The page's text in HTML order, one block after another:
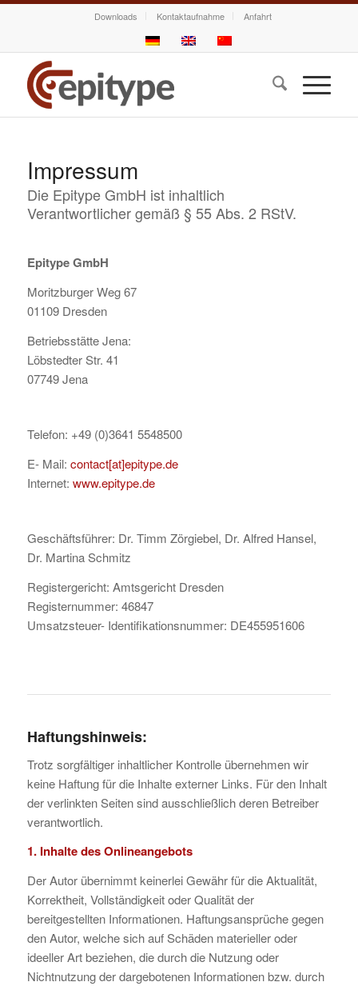
Downloads Kontaktaufnahme Anfahrt
Impressum
Die Epitype GmbH ist inhaltlich
Verantwortlicher gemäß § 55 Abs. 2 RStV.
Epitype GmbH
Moritzburger Weg 67
01109 Dresden
Betriebsstätte Jena:
Löbstedter Str. 41
07749 Jena
Telefon: +49 (0)3641 5548500
E- Mail: contact[at]epitype.de
Internet: www.epitype.de
Geschäftsführer: Dr. Timm Zörgiebel, Dr. Alfred Hansel,
Dr. Martina Schmitz
Registergericht: Amtsgericht Dresden
Registernummer: 46847
Umsatzsteuer- Identifikationsnummer: DE455951606
Haftungshinweis:
Trotz sorgfältiger inhaltlicher Kontrolle übernehmen wir
keine Haftung für die Inhalte externer Links. Für den Inhalt
der verlinkten Seiten sind ausschließlich deren Betreiber
verantwortlich.
1. Inhalte des Onlineangebots
Der Autor übernimmt keinerlei Gewähr für die Aktualität,
Korrektheit, Vollständigkeit oder Qualität der
bereitgestellten Informationen. Haftungsansprüche gegen
den Autor, welche sich auf Schäden materieller oder
ideeller Art beziehen, die durch die Nutzung oder
Nichtnutzung der dargebotenen Informationen bzw. durch